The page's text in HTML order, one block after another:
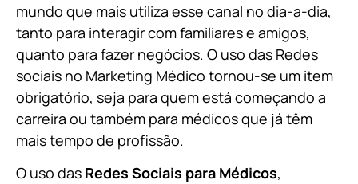
mundo que mais utiliza esse canal no dia-a-dia,
tanto para interagir com familiares e amigos,
quanto para fazer negócios. O uso das Redes
sociais no Marketing Médico tornou-se um item
obrigatório, seja para quem está começando a
carreira ou também para médicos que já têm
mais tempo de profissão.
O uso das Redes Sociais para Médicos,